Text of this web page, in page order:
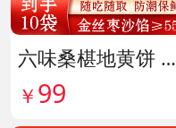
六味桑椹地黄饼 货号142090
￥ 99